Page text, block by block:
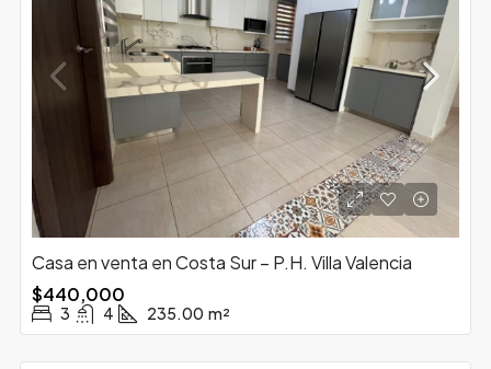
Casa en venta en Costa Sur – P.H. Villa Valencia
$440,000
3 4 235.00 m²